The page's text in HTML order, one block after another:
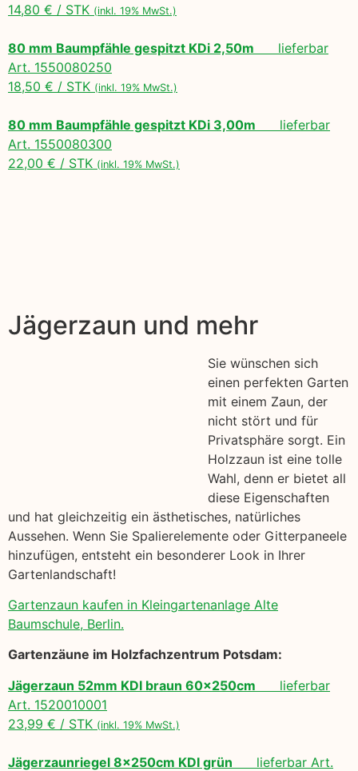
14,80 € / STK (inkl. 19% MwSt.)
80 mm Baumpfähle gespitzt KDi 2,50m lieferbar
Art. 1550080250
18,50 € / STK (inkl. 19% MwSt.)
80 mm Baumpfähle gespitzt KDi 3,00m lieferbar
Art. 1550080300
22,00 € / STK (inkl. 19% MwSt.)
Jägerzaun und mehr
Sie wünschen sich
einen perfekten Garten
mit einem Zaun, der
nicht stört und für
Privatsphäre sorgt. Ein
Holzzaun ist eine tolle
Wahl, denn er bietet all
diese Eigenschaften
und hat gleichzeitig ein ästhetisches, natürliches
Aussehen. Wenn Sie Spalierelemente oder Gitterpaneele
hinzufügen, entsteht ein besonderer Look in Ihrer
Gartenlandschaft!
Gartenzaun kaufen in Kleingartenanlage Alte
Baumschule, Berlin.
Gartenzäune im Holzfachzentrum Potsdam:
Jägerzaun 52mm KDI braun 60x250cm lieferbar
Art. 1520010001
23,99 € / STK (inkl. 19% MwSt.)
Jägerzaunriegel 8x250cm KDI grün lieferbar Art.